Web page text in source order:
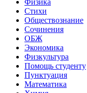
Физика
Стихи
Обществознание
Сочинения
ОБЖ
Экономика
Физкультура
Помощь студенту
Пунктуация
Математика